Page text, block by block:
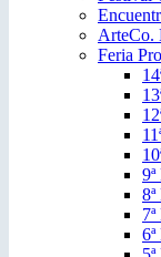
ArteCo.
Feria